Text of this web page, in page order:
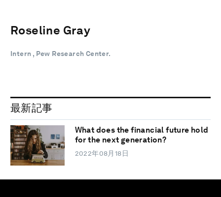
Roseline Gray
Intern , Pew Research Center.
最新記事
What does the financial future hold
for the next generation?
2022年08月18日